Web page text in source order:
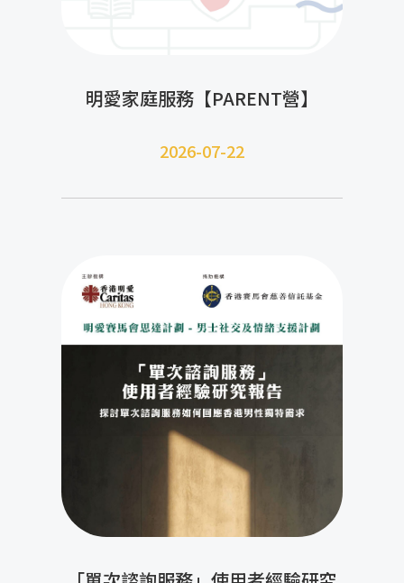
明愛家庭服務【PARENT營】
2026-07-22